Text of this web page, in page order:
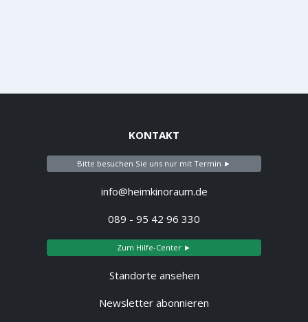
KONTAKT
Bitte besuchen Sie uns nur mit Termin ►
info@heimkinoraum.de
089 - 95 42 96 330
Zum Hilfe-Center ►
Standorte ansehen
Newsletter abonnieren